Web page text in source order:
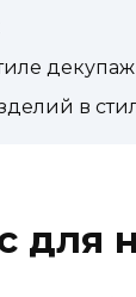
декупаж
в
для